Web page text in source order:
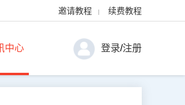
邀请教程 | 续费教程
中心 登录/注册